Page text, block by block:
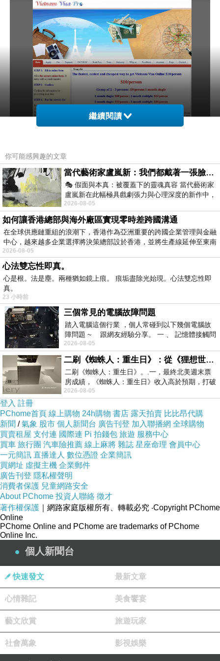
但首先你必須要有信用卡，才能付那個10塊錢美金，才能順利地辦下
去，像我麼勤儉持家的女孩，沒有信用卡就是跟批西男借就對了。
接下來就是真的照步驟：(以下是chrome翻譯的內容)
第1步：
填寫在線表單
請填寫我們安全的在線表格。只需要一兩分鐘。
第2步： 確認
確認的信息處理您的簽證。
第3步： 支付服務費
支付的服務費。我們接受信用卡，借記卡，支付寶，銀行
接線轉讓，網上銀行和西聯匯款。
第4步： 拿到簽證
在2個工作日內獲得“簽證批准函”，並在機場拿起你的簽
證。
當你到第三步完成的時候，就是你快要成功的時候，過個兩三天就會在
你的mail附件裡面看到三張紙，裡面的內容很神奇，你可以看到有哪些
人最近也要去越南、還有他們的出生年月日...，總之把它們印出來帶去
越南就對了，到了當地的機場，下了飛機再去櫃台辦落地簽，再繳交一
個人$25美金即可，所以這次一個人的簽證費是35塊美金，約台幣
便宜的項目，只能出入境一次，如果你要出了又進進了又出就不是這個
去櫃檯繳錢甚麼的，注意，填資料的時候你會發現很多空格要填的內容
繼續閱讀
你可能感興趣的文章
當代藝術家盧嵐新：我們都戴著一張臉，可真正的自己，總藏在那些被塗抹、被覆蓋的痕跡裡
🎭 假面與本真：被覆蓋下的靈魂真容 當代藝術家
盧嵐新在此幅極具戲劇張力與心理深度的新作中，
運用質感豐富的紙材肌理、墨痕與大膽的
2026-08-05
如何讓香港總部與海外廠區實現零時差跨國溝通
在全球供應鏈重組的浪潮下，香港作為亞洲重要的跨國企業管理與金融
中心，越來越多企業選擇將決策總部設於香港，並將生產線延伸至東南
2026-08-05
心法雙忘性即真。
心是根。法是塵。兩種猶如鏡上痕。 痕垢盡除光始現。心法雙忘性即
真。
23 小時前
三個常見的電腦故障問題
踏入電腦這個行業 ，個人常碰到以下幾個電腦故
障問題 ~ 跟網友經驗分享。 一 、 記憶體接觸問
題 : 記憶體即
2026-08-05
二刷《蜘蛛人：重生日》：從《狸想世界》到《怪奇物語》
二刷《蜘蛛人：重生日》。.一，最終北美週末票
房成績，《蜘蛛人：重生日》收入高於預期，打破
《復仇者聯盟：終局之戰》記錄，成為
2026-08-05
登入 註冊
PChome首頁 線上購物 24h購物 書店 露天拍賣 比比昂代購
新聞 /氣象 股市 個人新聞台 廣告刊登 加入聯播網 全球購物
買賣租屋 支付連 國際連 Pi 拍錢包 旅遊 服務中心
買車 旅行團 汽車險推薦 線上麻將 雜誌 星座命理 會員中心
一元簡訊 直播達人 數位憑證 企業簡訊
買網址 虛擬主機 企業郵件
廣告刊登 隱私權聲明
消費者保護 兒童網路安全
About PChome 投資人聯絡 徵才
著作權保護 ｜網路家庭版權所有、轉載必究 ‧Copyright PChome
Online
PChome Online and PChome are trademarks of PChome
Online Inc.
個人新聞台
快速發文 最新文章
心情雜記 美食饗宴
藝文欣賞 旅遊玩家
社會萬象 影視娛樂